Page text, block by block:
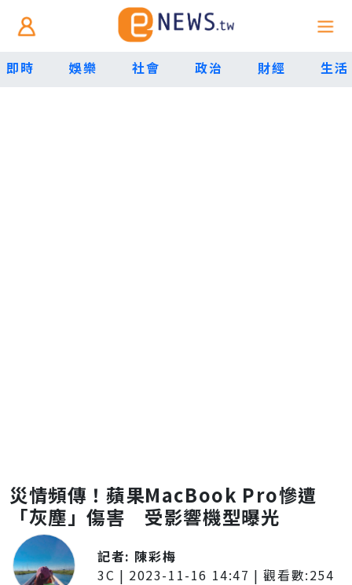
即時 娛樂 社會 政治 財經 生活
災情頻傳！蘋果MacBook Pro慘遭
「灰塵」傷害 受影響機型曝光
記者: 陳彩梅
3C | 2023-11-16 14:47 | 觀看數:254